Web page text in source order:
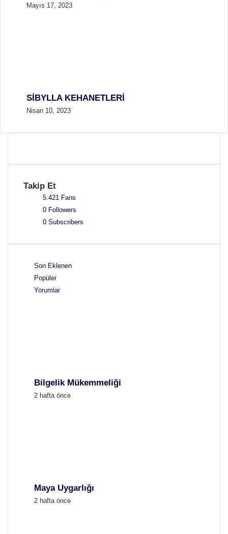
Mayıs 17, 2023
SİBYLLA KEHANETLERİ
Nisan 10, 2023
Takip Et
5.421 Fans
0 Followers
0 Subscribers
Son Eklenen
Popüler
Yorumlar
Bilgelik Mükemmeliği
2 hafta önce
Maya Uygarlığı
2 hafta önce